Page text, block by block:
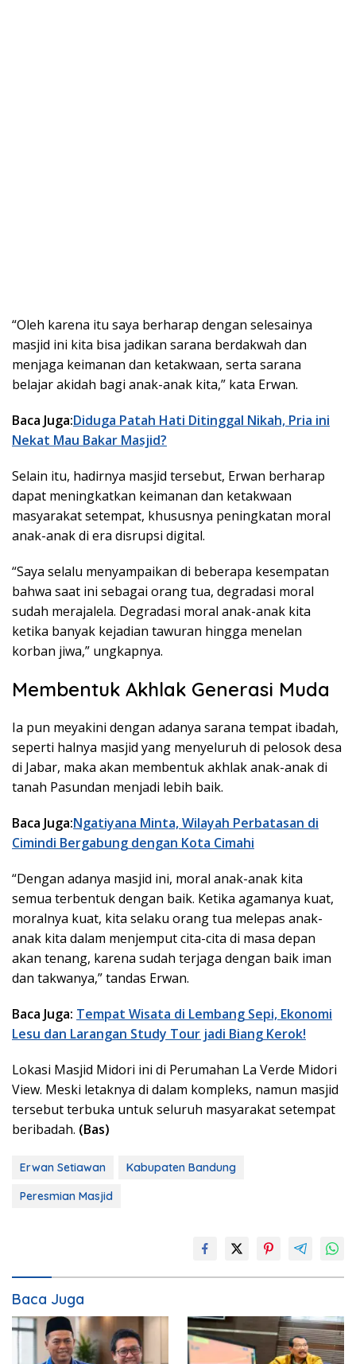
“Oleh karena itu saya berharap dengan selesainya
masjid ini kita bisa jadikan sarana berdakwah dan
menjaga keimanan dan ketakwaan, serta sarana
belajar akidah bagi anak-anak kita,” kata Erwan.
Baca Juga:Diduga Patah Hati Ditinggal Nikah, Pria ini
Nekat Mau Bakar Masjid?
Selain itu, hadirnya masjid tersebut, Erwan berharap
dapat meningkatkan keimanan dan ketakwaan
masyarakat setempat, khususnya peningkatan moral
anak-anak di era disrupsi digital.
“Saya selalu menyampaikan di beberapa kesempatan
bahwa saat ini sebagai orang tua, degradasi moral
sudah merajalela. Degradasi moral anak-anak kita
ketika banyak kejadian tawuran hingga menelan
korban jiwa,” ungkapnya.
Membentuk Akhlak Generasi Muda
Ia pun meyakini dengan adanya sarana tempat ibadah,
seperti halnya masjid yang menyeluruh di pelosok desa
di Jabar, maka akan membentuk akhlak anak-anak di
tanah Pasundan menjadi lebih baik.
Baca Juga:Ngatiyana Minta, Wilayah Perbatasan di
Cimindi Bergabung dengan Kota Cimahi
“Dengan adanya masjid ini, moral anak-anak kita
semua terbentuk dengan baik. Ketika agamanya kuat,
moralnya kuat, kita selaku orang tua melepas anak-
anak kita dalam menjemput cita-cita di masa depan
akan tenang, karena sudah terjaga dengan baik iman
dan takwanya,” tandas Erwan.
Baca Juga: Tempat Wisata di Lembang Sepi, Ekonomi
Lesu dan Larangan Study Tour jadi Biang Kerok!
Lokasi Masjid Midori ini di Perumahan La Verde Midori
View. Meski letaknya di dalam kompleks, namun masjid
tersebut terbuka untuk seluruh masyarakat setempat
beribadah. (Bas)
Erwan Setiawan
Kabupaten Bandung
Peresmian Masjid
Baca Juga